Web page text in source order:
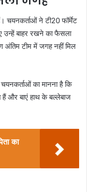
चयनकर्ताओं ने टी20 फॉर्मेट
उन्हें बाहर रखने का फैसला
अंतिम टीम में जगह नहीं मिल
का मानना है कि
और बाएं हाथ के बल्लेबाज
का